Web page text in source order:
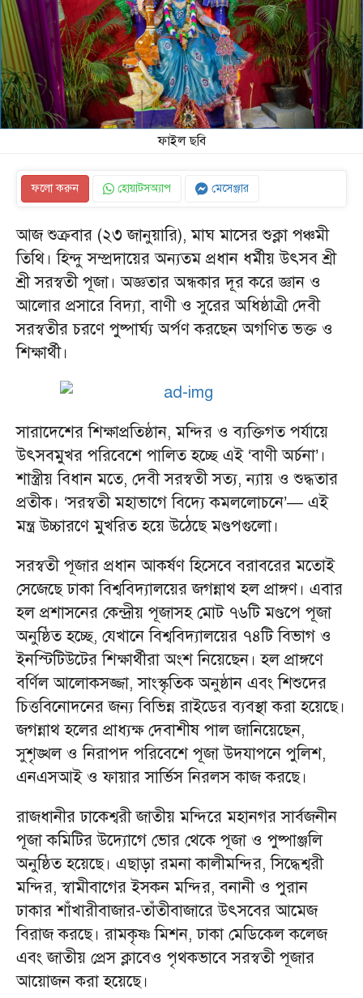
ফাইল ছবি
ফলো করুন হোয়াটসঅ্যাপ মেসেঞ্জার
আজ শুক্রবার (২৩ জানুয়ারি), মাঘ মাসের শুক্লা পঞ্চমী
তিথি। হিন্দু সম্প্রদায়ের অন্যতম প্রধান ধর্মীয় উৎসব শ্রী
শ্রী সরস্বতী পূজা। অজ্ঞতার অন্ধকার দূর করে জ্ঞান ও
আলোর প্রসারে বিদ্যা, বাণী ও সুরের অধিষ্ঠাত্রী দেবী
সরস্বতীর চরণে পুষ্পার্ঘ্য অর্পণ করছেন অগণিত ভক্ত ও
শিক্ষার্থী।
সারাদেশের শিক্ষাপ্রতিষ্ঠান, মন্দির ও ব্যক্তিগত পর্যায়ে
উৎসবমুখর পরিবেশে পালিত হচ্ছে এই ‘বাণী অর্চনা’।
শাস্ত্রীয় বিধান মতে, দেবী সরস্বতী সত্য, ন্যায় ও শুদ্ধতার
প্রতীক। ‘সরস্বতী মহাভাগে বিদ্যে কমললোচনে’— এই
মন্ত্র উচ্চারণে মুখরিত হয়ে উঠেছে মণ্ডপগুলো।
সরস্বতী পূজার প্রধান আকর্ষণ হিসেবে বরাবরের মতোই
সেজেছে ঢাকা বিশ্ববিদ্যালয়ের জগন্নাথ হল প্রাঙ্গণ। এবার
হল প্রশাসনের কেন্দ্রীয় পূজাসহ মোট ৭৬টি মণ্ডপে পূজা
অনুষ্ঠিত হচ্ছে, যেখানে বিশ্ববিদ্যালয়ের ৭৪টি বিভাগ ও
ইনস্টিটিউটের শিক্ষার্থীরা অংশ নিয়েছেন। হল প্রাঙ্গণে
বর্ণিল আলোকসজ্জা, সাংস্কৃতিক অনুষ্ঠান এবং শিশুদের
চিত্তবিনোদনের জন্য বিভিন্ন রাইডের ব্যবস্থা করা হয়েছে।
জগন্নাথ হলের প্রাধ্যক্ষ দেবাশীষ পাল জানিয়েছেন,
সুশৃঙ্খল ও নিরাপদ পরিবেশে পূজা উদযাপনে পুলিশ,
এনএসআই ও ফায়ার সার্ভিস নিরলস কাজ করছে।
রাজধানীর ঢাকেশ্বরী জাতীয় মন্দিরে মহানগর সার্বজনীন
পূজা কমিটির উদ্যোগে ভোর থেকে পূজা ও পুষ্পাঞ্জলি
অনুষ্ঠিত হয়েছে। এছাড়া রমনা কালীমন্দির, সিদ্ধেশ্বরী
মন্দির, স্বামীবাগের ইসকন মন্দির, বনানী ও পুরান
ঢাকার শাঁখারীবাজার-তাঁতীবাজারে উৎসবের আমেজ
বিরাজ করছে। রামকৃষ্ণ মিশন, ঢাকা মেডিকেল কলেজ
এবং জাতীয় প্রেস ক্লাবেও পৃথকভাবে সরস্বতী পূজার
আয়োজন করা হয়েছে।